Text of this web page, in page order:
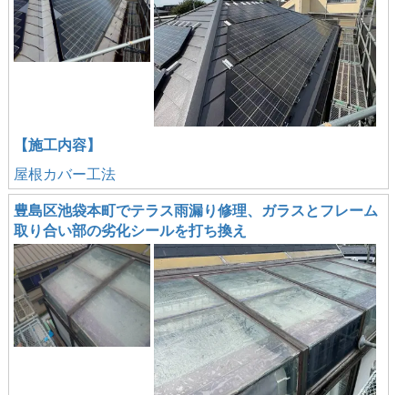
【施工内容】
屋根カバー工法
豊島区池袋本町でテラス雨漏り修理、ガラスとフレーム
取り合い部の劣化シールを打ち換え